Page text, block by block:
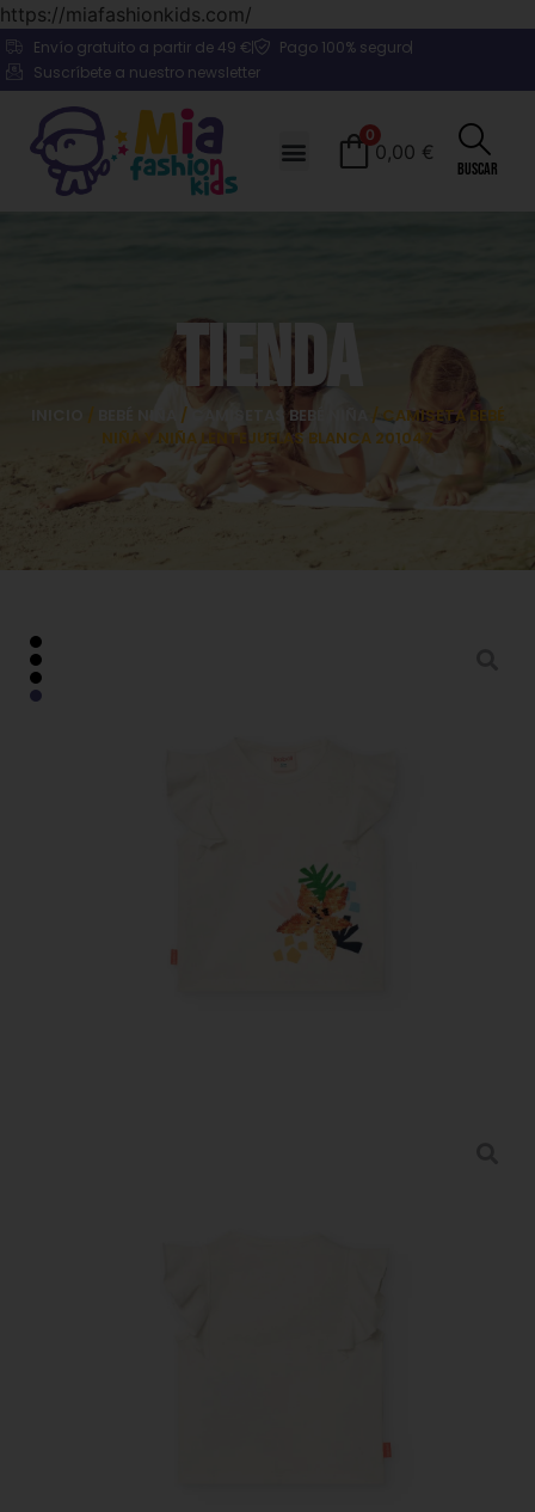
https://miafashionkids.com/
Envío gratuito a partir de 49 €
Pago 100% seguro
Suscríbete a nuestro newsletter
0
0,00 €
Buscar
Tienda
/ / CAMISETAS BEBÉ NIÑA
/ CAMISETA BEBÉ
NIÑA Y NIÑA LENTEJUELAS BLANCA 201047